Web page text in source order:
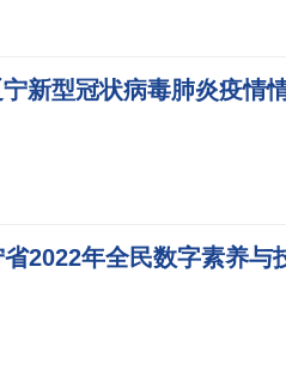
新型冠状病毒肺炎疫情
2022年全民数字素养与